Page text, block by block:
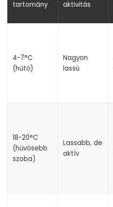
tartomány
aktivitás
4-7°C
(hűtő)
Nagyon
lassú
18-20°C
(hűvösebb
szoba)
Lassabb, de
aktív